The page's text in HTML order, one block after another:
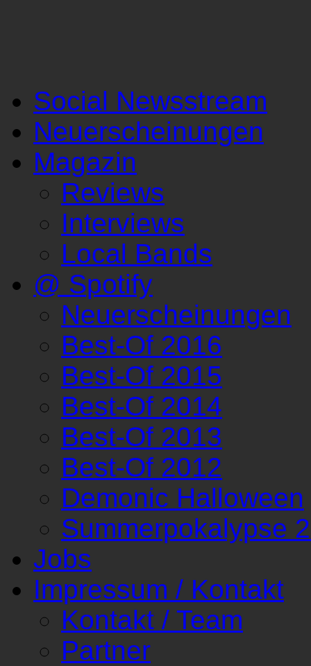
Social Newsstream
Neuerscheinungen
Magazin
Reviews
Interviews
Local Bands
@ Spotify
Neuerscheinungen
Best-Of 2016
Best-Of 2015
Best-Of 2014
Best-Of 2013
Best-Of 2012
Demonic Halloween
Summerpokalypse
Jobs
Impressum / Kontakt
Kontakt / Team
Partner